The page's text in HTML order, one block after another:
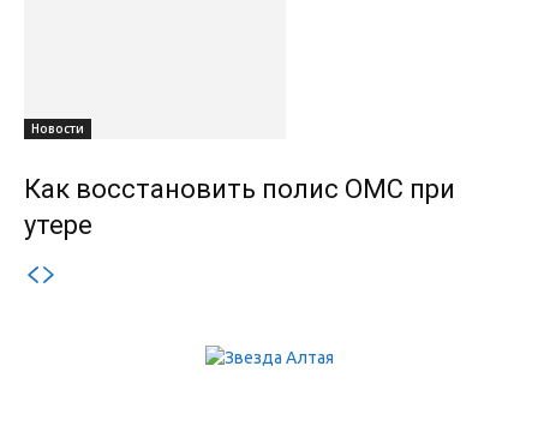
Новости
Как восстановить полис ОМС при
утере